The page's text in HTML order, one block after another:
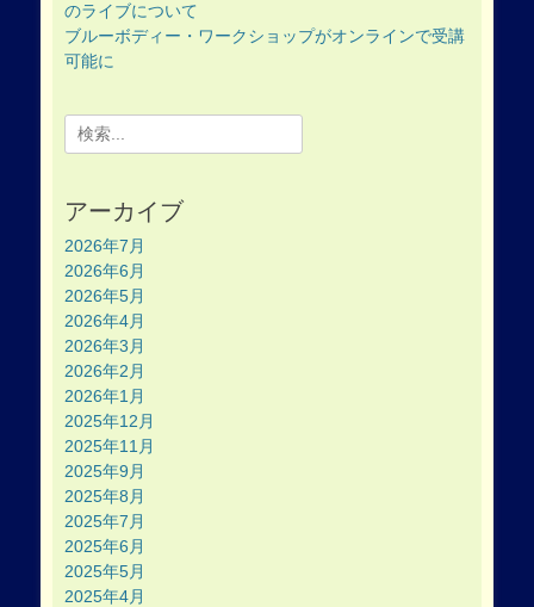
のライブについて
ブルーボディー・ワークショップがオンラインで受講
可能に
Search
for:
アーカイブ
2026年7月
2026年6月
2026年5月
2026年4月
2026年3月
2026年2月
2026年1月
2025年12月
2025年11月
2025年9月
2025年8月
2025年7月
2025年6月
2025年5月
2025年4月